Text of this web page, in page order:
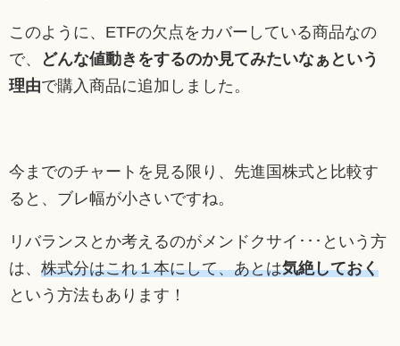
このように、ETFの欠点をカバーしている商品なの
で、
どんな値動きをするのか見てみたいなぁという
理由で購入商品に追加しました。
今までのチャートを見る限り、先進国株式と比較す
ると、ブレ幅が小さいですね。
リバランスとか考えるのがメンドクサイ･･･という方
は、 株式分はこれ１本にして、あとは気絶しておく
という方法もあります！